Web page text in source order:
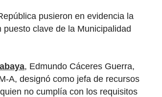
pusieron en evidencia la
clave de la Municipalidad
, Edmundo Cáceres Guerra,
A, designó como jefa de recursos
no cumplía con los requisitos